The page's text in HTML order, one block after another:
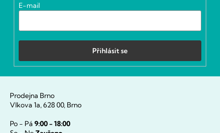
E-mail
Přihlásit se
Prodejna Brno
Vlkova 1a, 628 00, Brno
Po - Pá 9:00 - 18:00